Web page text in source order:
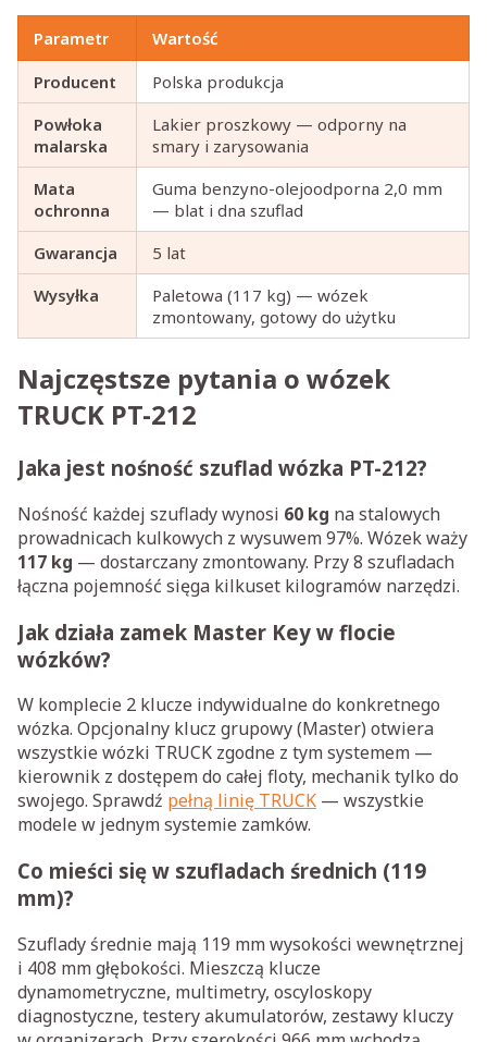
Parametr
Wartość
Producent
Polska produkcja
Powłoka
malarska
Lakier proszkowy — odporny na
smary i zarysowania
Mata
ochronna
Guma benzyno-olejoodporna 2,0 mm
— blat i dna szuflad
Gwarancja
5 lat
Wysyłka
Paletowa (117 kg) — wózek
zmontowany, gotowy do użytku
Najczęstsze pytania o wózek
TRUCK PT-212
Jaka jest nośność szuflad wózka PT-212?
Nośność każdej szuflady wynosi 60 kg na stalowych
prowadnicach kulkowych z wysuwem 97%. Wózek waży
117 kg — dostarczany zmontowany. Przy 8 szufladach
łączna pojemność sięga kilkuset kilogramów narzędzi.
Jak działa zamek Master Key w flocie
wózków?
W komplecie 2 klucze indywidualne do konkretnego
wózka. Opcjonalny klucz grupowy (Master) otwiera
wszystkie wózki TRUCK zgodne z tym systemem —
kierownik z dostępem do całej floty, mechanik tylko do
swojego. Sprawdź pełną linię TRUCK — wszystkie
modele w jednym systemie zamków.
Co mieści się w szufladach średnich (119
mm)?
Szuflady średnie mają 119 mm wysokości wewnętrznej
i 408 mm głębokości. Mieszczą klucze
dynamometryczne, multimetry, oscyloskopy
diagnostyczne, testery akumulatorów, zestawy kluczy